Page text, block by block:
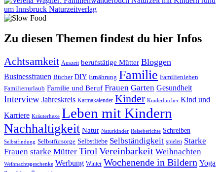
Zu diesen Themen findest du hier Infos
Achtsamkeit Auszeit berufstätige Mütter Bloggen
Businessfrauen Bücher DIY Ernährung Familie Familienleben
Familienurlaub Familie und Beruf Frauen Garten Gesundheit
Interview Jahreskreis Karmakalender Kinder Kinderbücher Kind und
Karriere Kräuterhexe Leben mit Kindern
Nachhaltigkeit Natur Naturkinder Reiseberichte Schreiben
Selbstfindung Selbstfürsorge Selbstliebe Selbständigkeit spielen Starke
Frauen starke Mütter TirolVereinbarkeit Weihnachten
Weihnachtsgeschenke Werbung Winter Wochenende in Bildern Yoga